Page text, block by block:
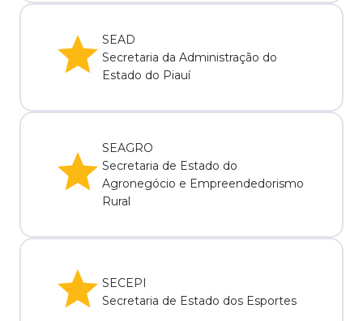
SEAD
Secretaria da Administração do
Estado do Piauí
SEAGRO
Secretaria de Estado do
Agronegócio e Empreendedorismo
Rural
SECEPI
Secretaria de Estado dos Esportes